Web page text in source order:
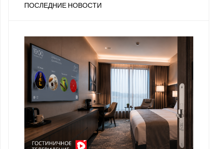
ПОСЛЕДНИЕ НОВОСТИ